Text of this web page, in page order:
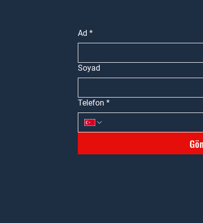
Ad *
Soyad
Telefon *